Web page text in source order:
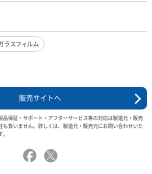
ラスフィルム
販売サイトへ
品保証・サポート・アフターサービス等の対応は製造元・販売
も負いません。詳しくは、製造元・販売元にお問い合わせいた